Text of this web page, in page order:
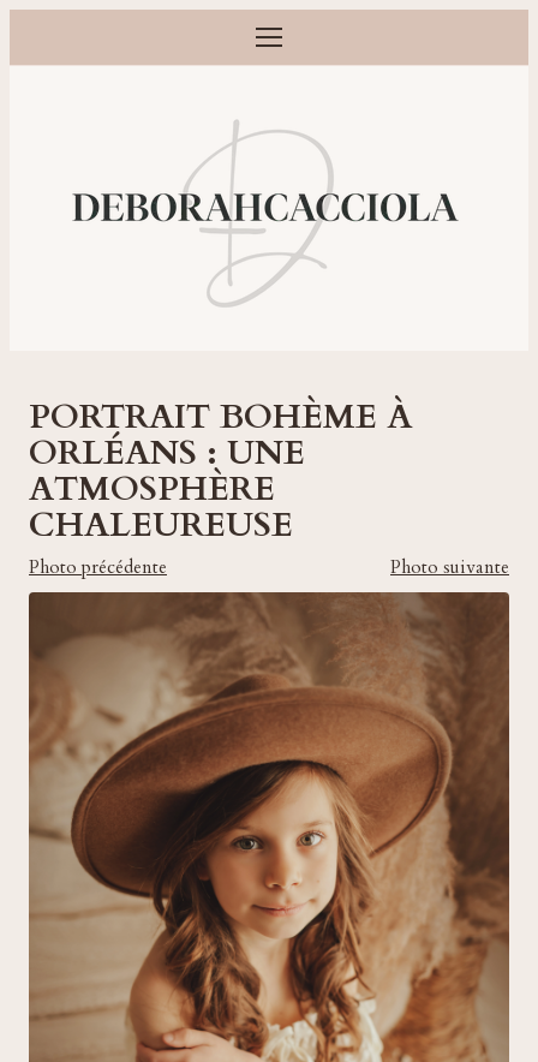
Ouvrir le menu
Photographe grossesse, naissance, bébé et famille à Orléans
PORTRAIT BOHÈME À
ORLÉANS : UNE
ATMOSPHÈRE
CHALEUREUSE
Photo précédente Photo suivante